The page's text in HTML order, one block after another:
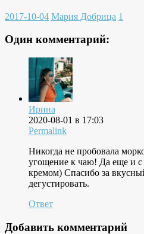
2017-10-04 Мария Добрица 1
Один комментарий:
Ирина
2020-08-01 в 17:03
Permalink
Никогда не пробовала
угощение к чаю! Да еще и
кремом) Спасибо за
дегустировать.
Ответ
Добавить комментарий